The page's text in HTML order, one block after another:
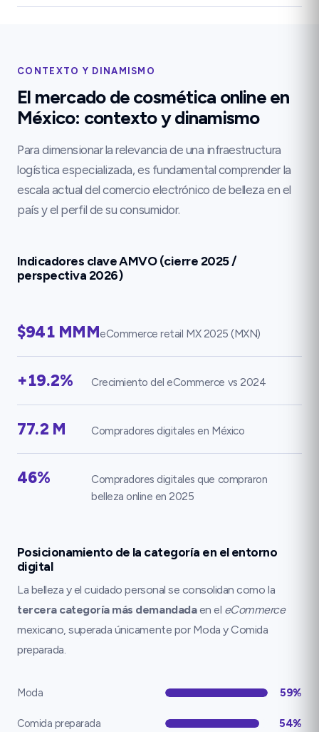
CONTEXTO Y DINAMISMO
El mercado de cosmética online en
México: contexto y dinamismo
Para dimensionar la relevancia de una infraestructura
logística especializada, es fundamental comprender la
escala actual del comercio electrónico de belleza en el
país y el perfil de su consumidor.
Indicadores clave AMVO (cierre 2025 /
perspectiva 2026)
$941 MMMeCommerce retail MX 2025 (MXN)
+19.2% Crecimiento del eCommerce vs 2024
77.2 M Compradores digitales en México
46%
Compradores digitales que compraron
belleza online en 2025
Posicionamiento de la categoría en el entorno
digital
La belleza y el cuidado personal se consolidan como la
tercera categoría más demandadaen el eCommerce
mexicano, superada únicamente por Moda y Comida
preparada.
Moda 59%
Comida preparada 54%